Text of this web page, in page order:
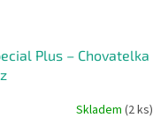
Plus – Chovatelka
Skladem (2 ks)